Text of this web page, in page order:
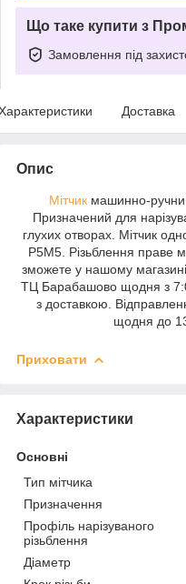
Що таке купити з
Замовлення під
Доставка
Опис
Мітчик машинно-
Призначений для
глухих отворах. Мітчик
Р5М5. Різьблення праве
зможете у нашому
ТЦ Барабашово щодня з
з доставкою.
щодня до
Приховати
Характеристики
Основні
Тип мітчика
Призначення
Профіль нарізуваного
різьблення
Діаметр